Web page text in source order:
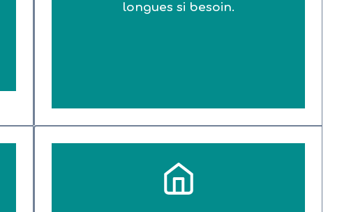
longues si besoin.